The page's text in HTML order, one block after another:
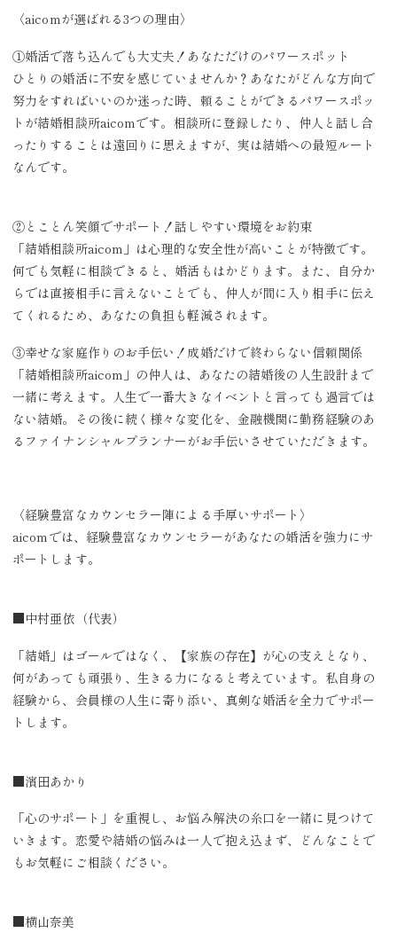
〈aicomが選ばれる3つの理由〉
①婚活で落ち込んでも大丈夫！あなただけのパワースポット
ひとりの婚活に不安を感じていませんか？あなたがどんな方向で
努力をすればいいのか迷った時、頼ることができるパワースポッ
トが結婚相談所aicomです。相談所に登録したり、仲人と話し合
ったりすることは遠回りに思えますが、実は結婚への最短ルート
なんです。
②とことん笑顔でサポート！話しやすい環境をお約束
「結婚相談所aicom」は心理的な安全性が高いことが特徴です。
何でも気軽に相談できると、婚活もはかどります。また、自分か
らでは直接相手に言えないことでも、仲人が間に入り相手に伝え
てくれるため、あなたの負担も軽減されます。
③幸せな家庭作りのお手伝い！成婚だけで終わらない信頼関係
「結婚相談所aicom」の仲人は、あなたの結婚後の人生設計まで
一緒に考えます。人生で一番大きなイベントと言っても過言では
ない結婚。その後に続く様々な変化を、金融機関に勤務経験のあ
るファイナンシャルプランナーがお手伝いさせていただきます。
〈経験豊富なカウンセラー陣による手厚いサポート〉
aicomでは、経験豊富なカウンセラーがあなたの婚活を強力にサ
ポートします。
■中村亜依（代表）
「結婚」はゴールではなく、【家族の存在】が心の支えとなり、
何があっても頑張り、生きる力になると考えています。私自身の
経験から、会員様の人生に寄り添い、真剣な婚活を全力でサポー
トします。
■濱田あかり
「心のサポート」を重視し、お悩み解決の糸口を一緒に見つけて
いきます。恋愛や結婚の悩みは一人で抱え込まず、どんなことで
もお気軽にご相談ください。
■横山奈美